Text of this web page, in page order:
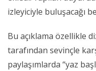
izleyiciyle buluşacağı
Bu açıklama özellikle
tarafından sevinçle
paylaşımlarda “yaz